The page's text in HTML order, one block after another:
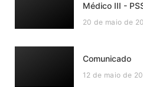
Médico III -
20 de maio de
Comunicado
12 de maio de